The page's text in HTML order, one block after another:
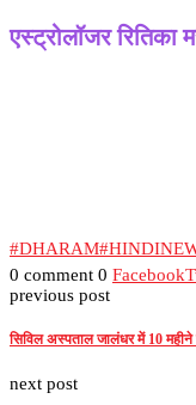
एस्ट्रोलॉजर रितिका
#DHARAM
0 comment 0 Facebook
previous post
सिविल अस्पताल जालंधर में 10 महीने
next post